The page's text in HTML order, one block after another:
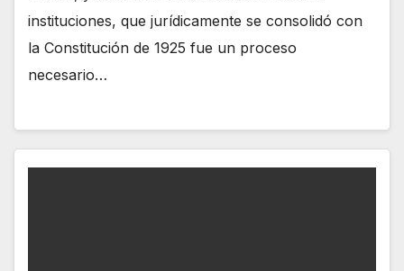
instituciones, que jurídicamente se consolidó con
la Constitución de 1925 fue un proceso
necesario…